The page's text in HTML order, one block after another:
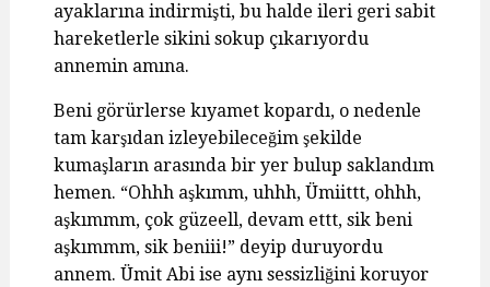
ayaklarına indirmişti, bu halde ileri geri sabit
hareketlerle sikini sokup çıkarıyordu
annemin amına.
Beni görürlerse kıyamet kopardı, o nedenle
tam karşıdan izleyebileceğim şekilde
kumaşların arasında bir yer bulup saklandım
hemen. “Ohhh aşkımm, uhhh, Ümiittt, ohhh,
aşkımmm, çok güzeell, devam ettt, sik beni
aşkımmm, sik beniii!” deyip duruyordu
annem. Ümit Abi ise aynı sessizliğini koruyor